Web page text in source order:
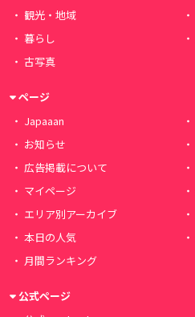
観光・地域
暮らし
古写真
ページ
Japaaan
お知らせ
広告掲載について
マイページ
エリア別アーカイブ
本日の人気
月間ランキング
公式ページ